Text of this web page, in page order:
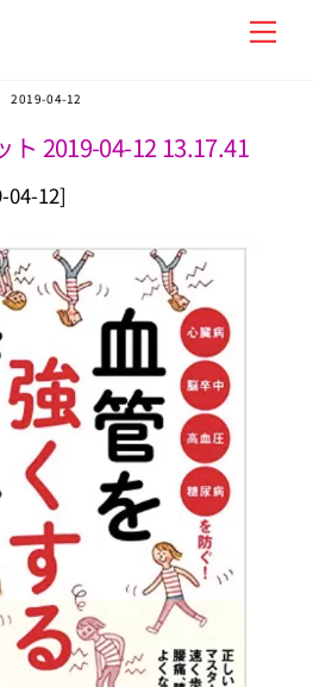
2019-04-12
ト 2019-04-12 13.17.41
04-12]